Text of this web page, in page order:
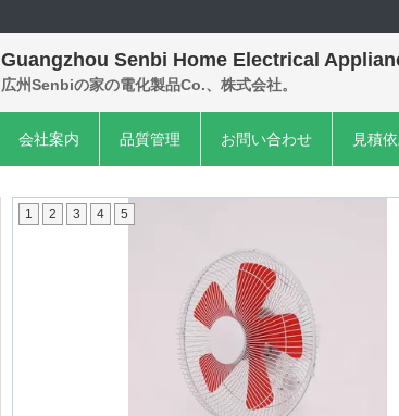
Guangzhou Senbi Home Electrical
広州Senbiの家の電化製品Co.、株式会社。
会社案内 品質管理 お問い合わせ 見積
1 2 3 4 5